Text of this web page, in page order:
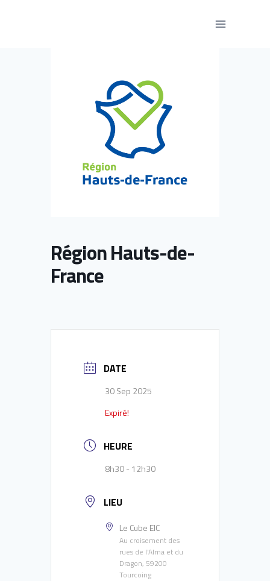
Région Hauts-de-
France
DATE
30 Sep 2025
Expiré!
HEURE
8h30 - 12h30
LIEU
Le Cube EIC
Au croisement des
rues de l'Alma et du
Dragon, 59200
Tourcoing